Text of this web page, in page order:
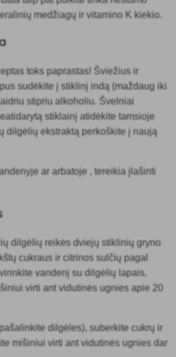
medžiagų ir vitamino K kiekio.
toks paprastas! Šviežius ir
sudėkite į stiklinį indą (maždaug iki
stipriu alkoholiu. Švelniai
stiklainį atidėkite tamsioje
dilgėlių ekstraktą perkoškite į naują
ar arbatoje , tereikia įlašinti
dilgėlių reikės dviejų stiklinių gryno
cukraus ir citrinos sulčių pagal
vandenį su dilgėlių lapais,
virti ant vidutinės ugnies apie 20
dilgėles), suberkite cukrų ir
mišiniui virti ant vidutinės ugnies dar